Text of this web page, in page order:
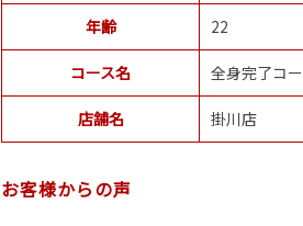
年齢 22
コース名 全身完了コ
店舗名 掛川店
お客様からの声